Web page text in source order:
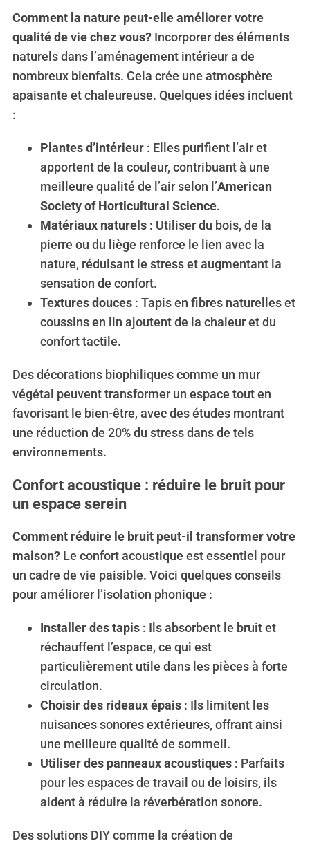
Comment la nature peut-elle améliorer votre
qualité de vie chez vous?Incorporer des éléments
naturels dans l’aménagement intérieur a de
nombreux bienfaits. Cela crée une atmosphère
apaisante et chaleureuse. Quelques idées incluent
:
Plantes d’intérieur: Elles purifient l’air et
apportent de la couleur, contribuant à une
meilleure qualité de l’air selon l’American
Society of Horticultural Science.
Matériaux naturels: Utiliser du bois, de la
pierre ou du liège renforce le lien avec la
nature, réduisant le stress et augmentant la
sensation de confort.
Textures douces: Tapis en fibres naturelles et
coussins en lin ajoutent de la chaleur et du
confort tactile.
Des décorations biophiliques comme un mur
végétal peuvent transformer un espace tout en
favorisant le bien-être, avec des études montrant
une réduction de 20% du stress dans de tels
environnements.
Confort acoustique : réduire le bruit pour
un espace serein
Comment réduire le bruit peut-il transformer votre
maison?Le confort acoustique est essentiel pour
un cadre de vie paisible. Voici quelques conseils
pour améliorer l’isolation phonique :
Installer des tapis: Ils absorbent le bruit et
réchauffent l’espace, ce qui est
particulièrement utile dans les pièces à forte
circulation.
Choisir des rideaux épais: Ils limitent les
nuisances sonores extérieures, offrant ainsi
une meilleure qualité de sommeil.
Utiliser des panneaux acoustiques: Parfaits
pour les espaces de travail ou de loisirs, ils
aident à réduire la réverbération sonore.
Des solutions DIY comme la création de